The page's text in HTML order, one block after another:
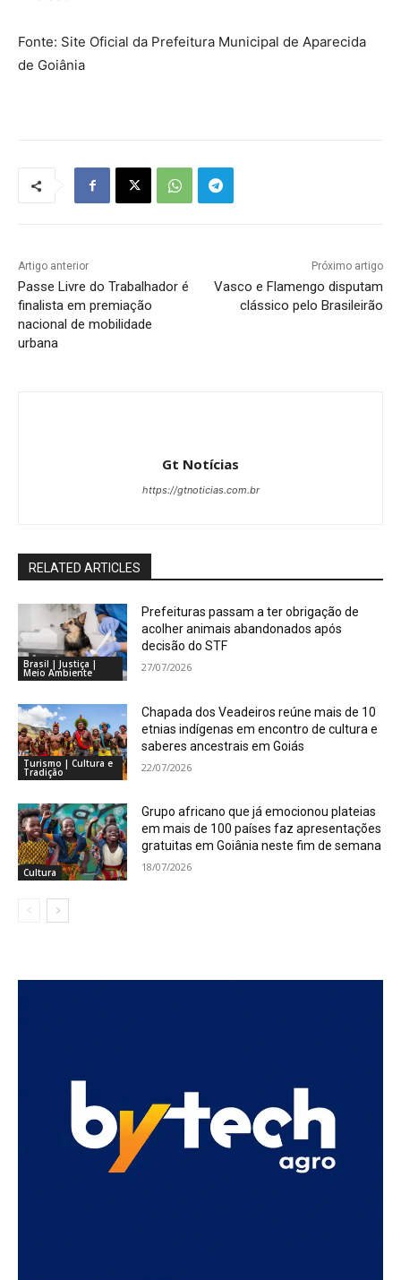
Fonte: Site Oficial da Prefeitura Municipal de Aparecida
de Goiânia
Artigo anterior
Passe Livre do Trabalhador é
finalista em premiação
nacional de mobilidade
urbana
Próximo artigo
Vasco e Flamengo disputam
clássico pelo Brasileirão
Gt Notícias
https://gtnoticias.com.br
RELATED ARTICLES
Brasil | Justiça |
Meio Ambiente
Prefeituras passam a ter obrigação de
acolher animais abandonados após
decisão do STF
27/07/2026
Turismo | Cultura e
Tradição
Chapada dos Veadeiros reúne mais de 10
etnias indígenas em encontro de cultura e
saberes ancestrais em Goiás
22/07/2026
Cultura
Grupo africano que já emocionou plateias
em mais de 100 países faz apresentações
gratuitas em Goiânia neste fim de semana
18/07/2026